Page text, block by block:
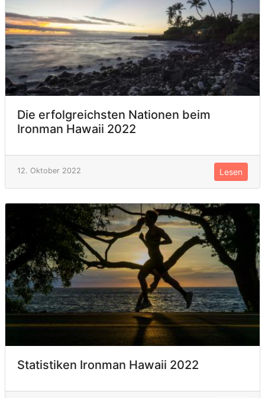
Die erfolgreichsten Nationen beim
Ironman Hawaii 2022
12. Oktober 2022 Lesen
Statistiken Ironman Hawaii 2022